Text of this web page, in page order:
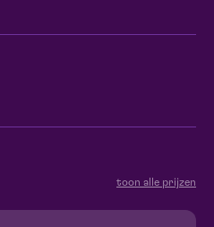
toon alle prijzen